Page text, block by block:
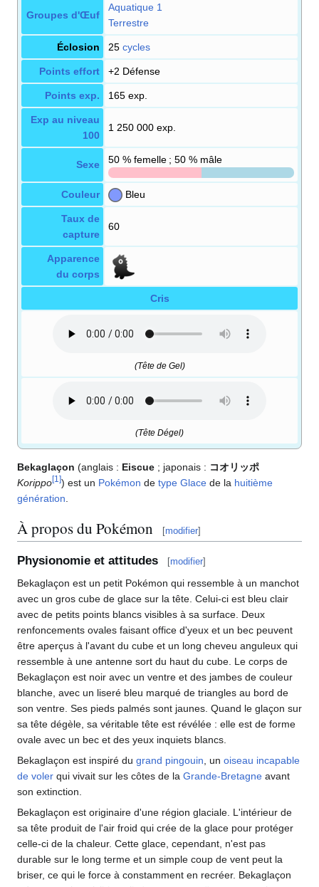
Groupes d'Œuf
Aquatique 1
Terrestre
Éclosion 25 cycles
Points effort +2 Défense
Points exp. 165 exp.
Exp au niveau
100
1 250 000 exp.
Sexe 50 % femelle ; 50 % mâle
Couleur Bleu
Taux de
capture
60
Apparence
du corps
Cris
(Tête de Gel)
(Tête Dégel)
Bekaglaçon (anglais : Eiscue ; japonais : コオリッポ
Korippo[1 ]) est un Pokémon de type Glace de la huitième
génération
À propos du Pokémon [modifier]
Physionomie et attitudes [modifier]
Bekaglaçon est un petit Pokémon qui ressemble à un manchot
avec un gros cube de glace sur la tête. Celui-ci est bleu clair
avec de petits points blancs visibles à sa surface. Deux
renfoncements ovales faisant office d'yeux et un bec peuvent
être aperçus à l'avant du cube et un long cheveu anguleux qui
ressemble à une antenne sort du haut du cube. Le corps de
Bekaglaçon est noir avec un ventre et des jambes de couleur
blanche, avec un liseré bleu marqué de triangles au bord de
son ventre. Ses pieds palmés sont jaunes. Quand le glaçon sur
sa tête dégèle, sa véritable tête est révélée : elle est de forme
ovale avec un bec et des yeux inquiets blancs.
Bekaglaçon est inspiré du grand pingouin , un oiseau incapable
de voler qui vivait sur les côtes de la Grande-Bretagne avant
son extinction.
Bekaglaçon est originaire d'une région glaciale. L'intérieur de
sa tête produit de l'air froid qui crée de la glace pour protéger
celle-ci de la chaleur. Cette glace, cependant, n'est pas
durable sur le long terme et un simple coup de vent peut la
briser, ce qui le force à constamment en recréer. Bekaglaçon